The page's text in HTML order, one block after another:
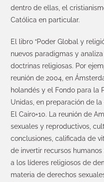
dentro de ellas, el
Católica en particular.
El libro “Poder Global y
nuevos paradigmas y
doctrinas religiosas. Por
reunión de 2004, en
holandés y el Fondo para la
Unidas, en preparación de
El Cairo+10. La reunión de
sexuales y reproductivos,
conclusiones, calificada de
de invertir recursos
a los líderes religiosos de
materia de derechos